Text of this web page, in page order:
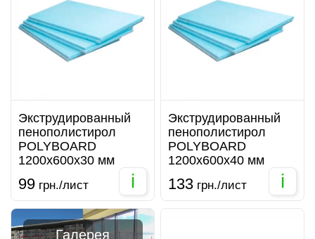
Экструдированный
пенополистирол
POLYBOARD
1200х600х30 мм
99 грн./лист i
Экструдированный
пенополистирол
POLYBOARD
1200х600х40 мм
133 грн./лист i
Галерея